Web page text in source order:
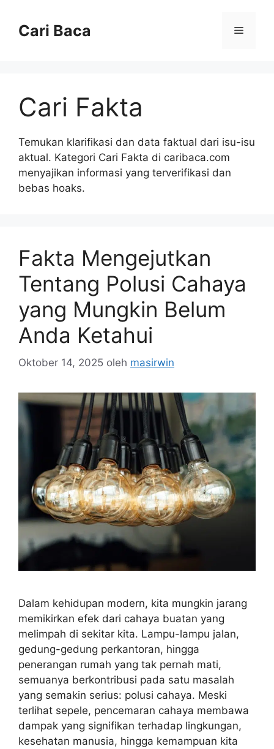
Cari Baca Menu
Cari Fakta
Temukan klarifikasi dan data faktual dari isu-isu
aktual. Kategori Cari Fakta di caribaca.com
menyajikan informasi yang terverifikasi dan
bebas hoaks.
Fakta Mengejutkan
Tentang Polusi Cahaya
yang Mungkin Belum
Anda Ketahui
Oktober 14, 2025 oleh masirwin
Dalam kehidupan modern, kita mungkin jarang
memikirkan efek dari cahaya buatan yang
melimpah di sekitar kita. Lampu-lampu jalan,
gedung-gedung perkantoran, hingga
penerangan rumah yang tak pernah mati,
semuanya berkontribusi pada satu masalah
yang semakin serius: polusi cahaya. Meski
terlihat sepele, pencemaran cahaya membawa
dampak yang signifikan terhadap lingkungan,
kesehatan manusia, hingga kemampuan kita